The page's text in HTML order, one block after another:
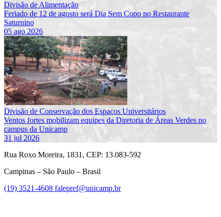
Divisão de Alimentação
Feriado de 12 de agosto será Dia Sem Copo no Restaurante
Saturnino
05 ago 2026
Divisão de Conservação dos Espaços Universitários
Ventos fortes mobilizam equipes da Diretoria de Áreas Verdes no
campus da Unicamp
31 jul 2026
Rua Roxo Moreira, 1831, CEP: 13.083-592
Campinas – São Paulo – Brasil
(19) 3521-4608 falepref@unicamp.br